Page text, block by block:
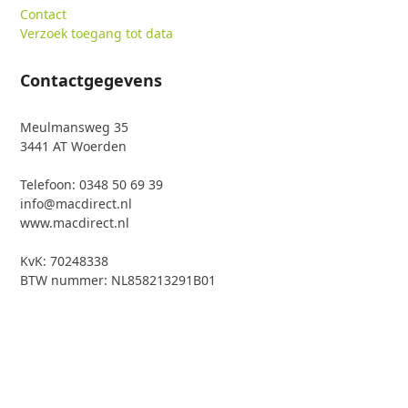
Contact
Verzoek toegang tot data
Contactgegevens
Meulmansweg 35
3441 AT Woerden
Telefoon: 0348 50 69 39
info@macdirect.nl
www.macdirect.nl
KvK: 70248338
BTW nummer: NL858213291B01